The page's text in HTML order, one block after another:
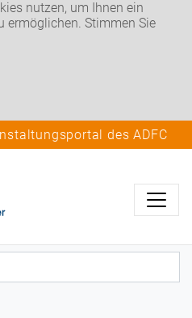
nutzen, um Ihnen ein
ermöglichen. Stimmen Sie
des ADFC